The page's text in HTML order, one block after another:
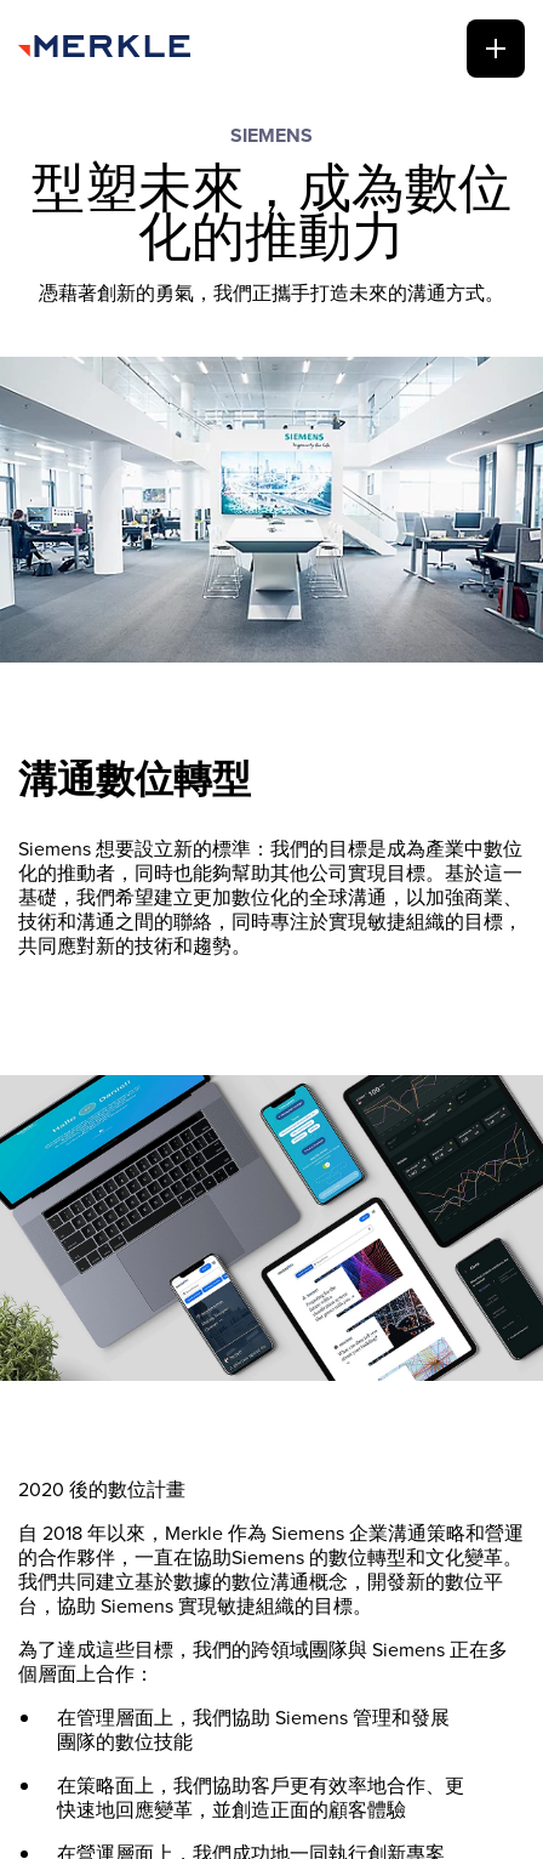
SIEMENS
型塑未來，成為數位
化的推動力
憑藉著創新的勇氣，我們正攜手打造未來的溝通方式。
溝通數位轉型
Siemens 想要設立新的標準：我們的目標是成為產業中數位
化的推動者，同時也能夠幫助其他公司實現目標。基於這一
基礎，我們希望建立更加數位化的全球溝通，以加強商業、
技術和溝通之間的聯絡，同時專注於實現敏捷組織的目標，
共同應對新的技術和趨勢。
2020 後的數位計畫
自 2018 年以來，Merkle 作為 Siemens 企業溝通策略和營運
的合作夥伴，一直在協助Siemens 的數位轉型和文化變革。
我們共同建立基於數據的數位溝通概念，開發新的數位平
台，協助 Siemens 實現敏捷組織的目標。
為了達成這些目標，我們的跨領域團隊與 Siemens 正在多
個層面上合作：
在管理層面上，我們協助 Siemens 管理和發展
團隊的數位技能
在策略面上，我們協助客戶更有效率地合作、更
快速地回應變革，並創造正面的顧客體驗